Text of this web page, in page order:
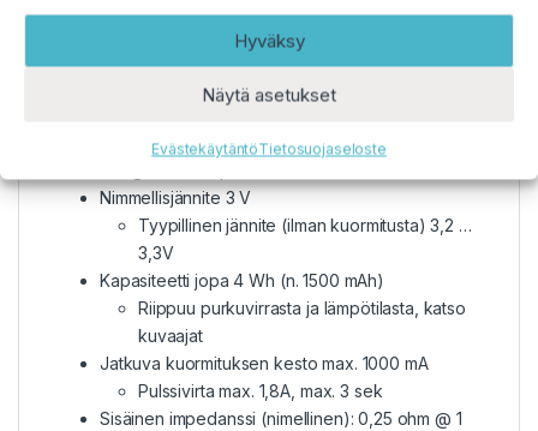
Hyväksy
Näytä asetukset
EvästekäytäntöTietosuojaseloste
Litiumakkua saat myösUSB-ladattavana mallina!
Pariston tiedot
Duracell Ultra Lithium CR123A – Litium-
Nimmellisjännite 3 V
Tyypillinen jännite (ilman kuormitusta) 3,2 …
3,3V
Kapasiteetti jopa 4 Wh (n. 1500 mAh)
Riippuu purkuvirrasta ja lämpötilasta, katso
kuvaajat
Jatkuva kuormituksen kesto max. 1000 mA
Pulssivirta max. 1,8A, max. 3 sek
Sisäinen impedanssi (nimellinen): 0,25 ohm @ 1